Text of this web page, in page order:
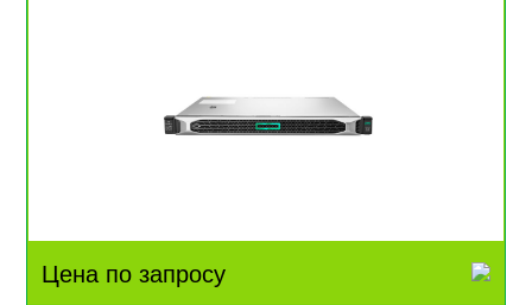
Цена по запросу